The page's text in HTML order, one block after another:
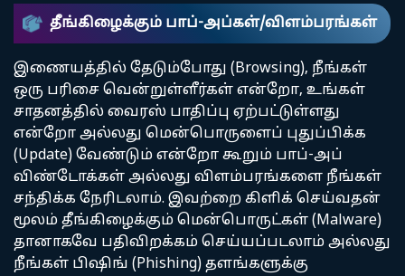
தீங்கிழைக்கும் பாப்-அப்கள்/விளம்பரங்கள்
இணையத்தில் தேடும்போது (Browsing), நீங்கள்
ஒரு பரிசை வென்றுள்ளீர்கள் என்றோ, உங்கள்
சாதனத்தில் வைரஸ் பாதிப்பு ஏற்பட்டுள்ளது
என்றோ அல்லது மென்பொருளைப் புதுப்பிக்க
(Update) வேண்டும் என்றோ கூறும் பாப்-அப்
விண்டோக்கள் அல்லது விளம்பரங்களை நீங்கள்
சந்திக்க நேரிடலாம். இவற்றை கிளிக் செய்வதன்
மூலம் தீங்கிழைக்கும் மென்பொருட்கள் (Malware)
தானாகவே பதிவிறக்கம் செய்யப்படலாம் அல்லது
நீங்கள் பிஷிங் (Phishing) தளங்களுக்கு